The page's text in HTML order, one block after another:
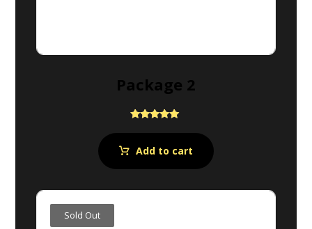
Package 2
out of 5
Add to cart
Sold Out